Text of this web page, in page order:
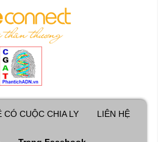
CUỘC CHIA LY LIÊN HỆ